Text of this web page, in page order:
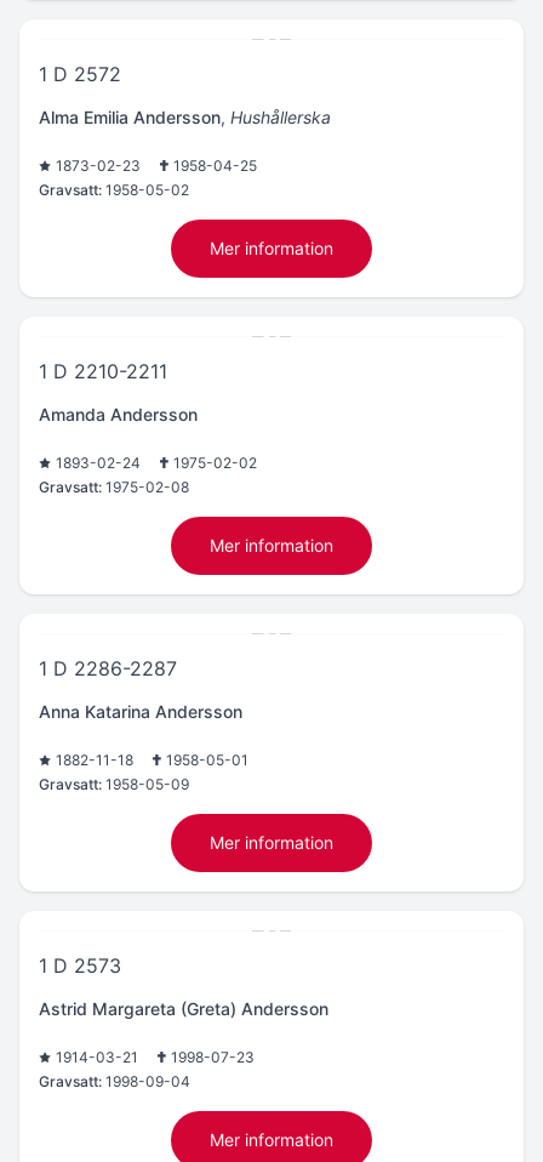
1 D 2572
Alma Emilia Andersson, Hushållerska
1873-02-23
1958-04-25
Gravsatt: 1958-05-02
Mer information
1 D 2210-2211
Amanda Andersson
1893-02-24
1975-02-02
Gravsatt: 1975-02-08
Mer information
1 D 2286-2287
Anna Katarina Andersson
1882-11-18
1958-05-01
Gravsatt: 1958-05-09
Mer information
1 D 2573
Astrid Margareta (Greta) Andersson
1914-03-21
1998-07-23
Gravsatt: 1998-09-04
Mer information